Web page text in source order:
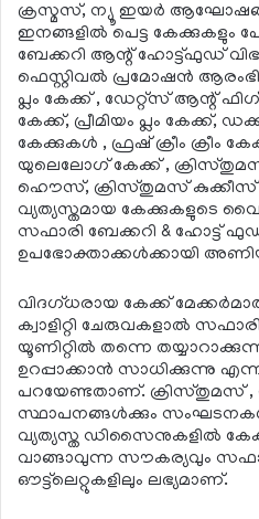
ക്രസ്മസ്, ന്യൂ ഇയര്‍
ഇനങ്ങളില്‍ പെട്ട കേക്കുകളും
ബേക്കറി ആന്റ് ഹോട്ട്ഫുഡ്
ഫെസ്റ്റിവല്‍ പ്രമോഷന്‍
പ്ലം കേക്ക് , ഡേറ്റ്സ് ആന്റ്
കേക്ക്, പ്രീമിയം പ്ലം കേക്ക്,
കേക്കുകള്‍ , ഫ്രഷ് ക്രീം ക്രീം
യുലെലോഗ് കേക്ക് , ക്രിസ്തുമസ്
ഹൌസ്, ക്രിസ്തുമസ് കുക്കീസ്
വ്യത്യസ്തമായ കേക്കുകളുടെ
സഫാരി ബേക്കറി & ഹോട്ട്
ഉപഭോക്താക്കള്‍ക്കായി
വിദഗ്ധരായ കേക്ക്
ക്വാളിറ്റി ചേരുവകളാല്‍
യൂണിറ്റില്‍ തന്നെ
ഉറപ്പാക്കാന്‍ സാധിക്കുന്നു
പറയേണ്ടതാണ്. ക്രിസ്തുമസ് ,
സ്ഥാപനങ്ങള്‍ക്കും
വ്യത്യസ്ത ഡിസൈനുകളില്‍
വാങ്ങാവുന്ന സൗകര്യവും
ഔട്ട്‌ലെറ്റുകളിലും ലഭ്യമാണ്.